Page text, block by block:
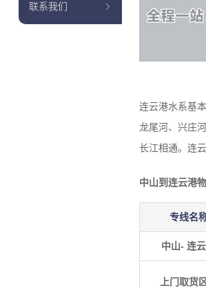
连云港水系基
龙尾河、兴庄
长江相通。连
中山到连云港
专线名
中山- 连
上门取货
联系我们